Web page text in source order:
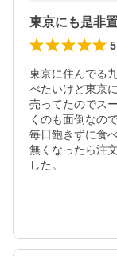
東京にも是非
5
東京に住んでる
べたいけど東京
売ってたのでス
くのも面倒なの
毎日飽きずに食
無くなったら注
した。